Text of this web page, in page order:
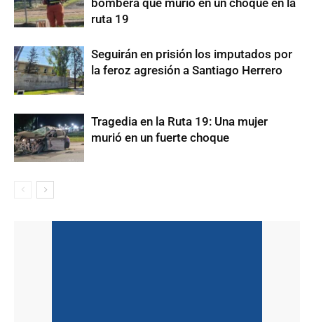
bombera que murió en un choque en la
ruta 19
Seguirán en prisión los imputados por
la feroz agresión a Santiago Herrero
Tragedia en la Ruta 19: Una mujer
murió en un fuerte choque